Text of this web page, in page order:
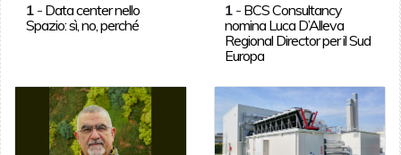
1- Data center nello
Spazio: sì, no, perché
1 - BCS Consultancy
nomina Luca D’Alleva
Regional Director per il Sud
Europa